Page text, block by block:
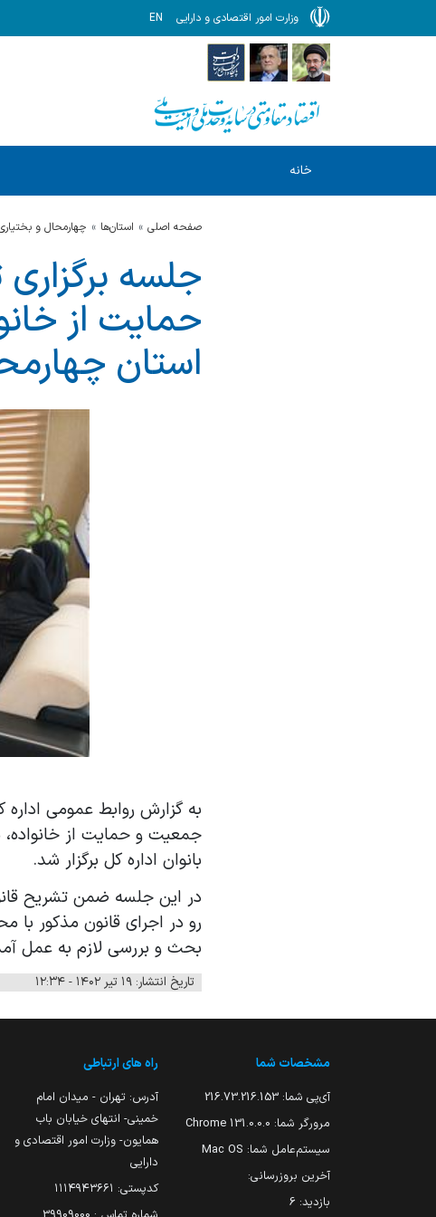
وزارت امور اقتصادی و دارایی EN
خانه
صفحه اصلی استان‌ها چهارمحال و
جلسه
حمایت از
استان
به گزارش روابط عمومی
جمعیت و حمایت از خانواده،
بانوان اداره کل برگزار شد.
در این جلسه ضمن تشریح
رو در اجرای قانون مذکور
بحث و بررسی لازم به عمل
تاریخ انتشار: ۱۹ تیر ۱۴۰۲ - ۱۲:۳۴
مشخصات شما
آی‌پی شما: 216.73.216.153
مرورگر شما: 131.0.0.0 Chrome
سیستم‌عامل شما: Mac OS
آخرین بروزرسانی:
بازدید: 6
راه های ارتباطی
آدرس: تهران - میدان امام
خمینی- انتهای خیابان باب
همایون- وزارت امور اقتصادی و
دارایی
کدپستی: ۱۱۱۴۹۴۳۶۶۱